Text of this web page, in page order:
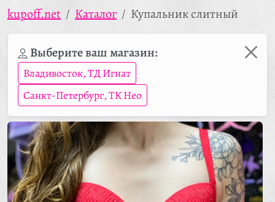
kupoff.net Каталог Купальник слитный
Выберите ваш магазин:
Владивосток, ТД Игнат
Санкт-Петербург, ТК Нео